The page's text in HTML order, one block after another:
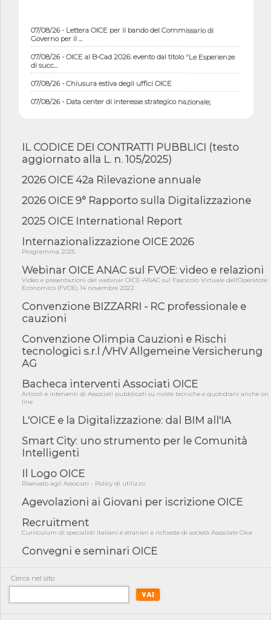
07/08/26 - Lettera OICE per il bando del Commissario di
Governo per il ...
07/08/26 - OICE al B-Cad 2026: evento dal titolo "Le Esperienze
di succ...
07/08/26 - Chiusura estiva degli uffici OICE
07/08/26 - Data center di interesse strategico nazionale;
interventi pe...
07/08/26 - Ponte sullo Stretto di Messina: deliberata la
sussistenza di...
07/08/26 - Tunnel Brennero, dal Cipess via libera al quinto lotto
06/08/26 - Istat, produzione industriale in calo dell'1% a giugno,
con ...
riqualificazione sism...
06/08/26 - CdM: approvato il d.lgs. di adeguamento all’AI Act in
06/08/26 - DDL delegazione europea in Cdm per recepimento
norme UE in m...
05/08/26 - DL Infrastrutture e PNRR è legge: approvata oggi la
fiducia...
05/08/26 - Focus OICE sul DDL di riforma della responsabilità
05/08/26 - Anac: pubblicata la Relazione illustrativa al Bando tipo
2 s...
05/08/26 - SAVE THE DATE: Assemblea Pubblica Confindustria
05/08/26 - Successo OICE per il bando della Città metropolitana
di Reg...
05/08/26 - Lettera OICE per il bando della Giunta Regionale della
Campa...
04/08/26 - DL PA: previste cancellazioni da elenchi professionisti
per ...
04/08/26 - International Sustainable Buildings Competition -
COP31, An...
04/08/26 - CdS, project financing: progetto di fattibilità da
04/08/26 - Rapporto Anac corruzione 2020-2026: procedimenti
penali per ...
04/08/26 - CdS: partecipazione alla gara non equivale ad
acquiescenza r...
IL CODICE DEI CONTRATTI PUBBLICI (testo
aggiornato alla L. n. 105/2025)
2026 OICE 42a Rilevazione annuale
2026 OICE 9° Rapporto sulla Digitalizzazione
2025 OICE International Report
Internazionalizzazione OICE 2026
Programma 2025
Webinar OICE ANAC sul FVOE: video e relazioni
Video e presentazioni del webinar OICE-ANAC sul Fascicolo Virtuale dell'Operatore
Economico (FVOE) 14 novembre 2022
Convenzione BIZZARRI - RC professionale e
cauzioni
Convenzione Olimpia Cauzioni e Rischi
tecnologici s.r.l /VHV Allgemeine Versicherung
AG
Bacheca interventi Associati OICE
Articoli e interventi di Associati pubblicati su riviste tecniche e quotidiani anche on
line
L'OICE e la Digitalizzazione: dal BIM all'IA
Smart City: uno strumento per le Comunità
Intelligenti
Il Logo OICE
Riservato agli Associati - Policy di utilizzo
Agevolazioni ai Giovani per iscrizione OICE
Recruitment
Curriculum di specialisti italiani e stranieri e richieste di società Associate Oice
Convegni e seminari OICE
Cerca nel sito